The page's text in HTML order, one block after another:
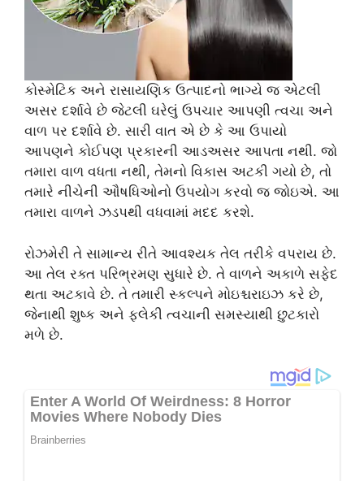
કોસ્મેટિક અને રાસાયણિક ઉત્પાદનો ભાગ્યે જ એટલી
અસર દર્શાવે છે જેટલી ઘરેલું ઉપચાર આપણી ત્વચા અને
વાળ પર દર્શાવે છે. સારી વાત એ છે કે આ ઉપાયો
આપણને કોઈપણ પ્રકારની આડઅસર આપતા નથી. જો
તમારા વાળ વધતા નથી, તેમનો વિકાસ અટકી ગયો છે, તો
તમારે નીચેની ઔષધિઓનો ઉપયોગ કરવો જ જોઇએ. આ
તમારા વાળને ઝડપથી વધવામાં મદદ કરશે.
રોઝમેરી તે સામાન્ય રીતે આવશ્યક તેલ તરીકે વપરાય છે.
આ તેલ રક્ત પરિભ્રમણ સુધારે છે. તે વાળને અકાળે સફેદ
થતા અટકાવે છે. તે તમારી સ્કલ્પને મોઇશ્ચરાઇઝ કરે છે,
જેનાથી શુષ્ક અને ફ્લેકી ત્વચાની સમસ્યાથી છુટકારો
મળે છે.